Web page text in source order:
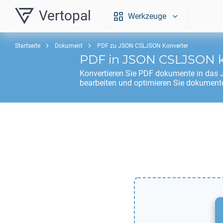
Vertopal Werkzeuge
Startseite Dokument PDF zu JSON CSLJSON Konverter
PDF in JSON CSLJSON
Konvertieren Sie PDF dokumente in das
bearbeiten und optimieren Sie